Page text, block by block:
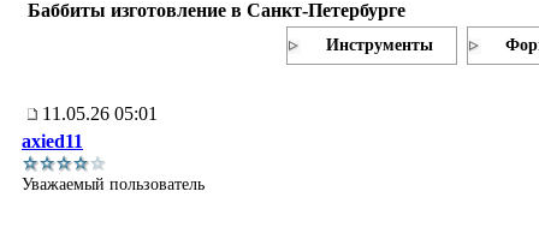
Баббиты изготовление в Санкт-Петербурге
Инструменты
11.05.26 05:01
axied11
Уважаемый пользователь